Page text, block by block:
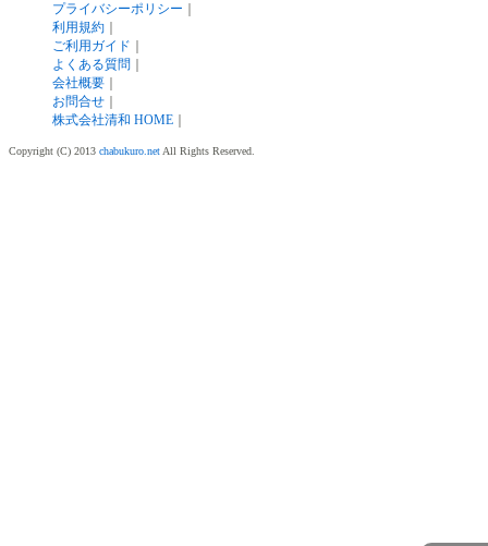
プライバシーポリシー
利用規約
ご利用ガイド
よくある質問
会社概要
お問合せ
株式会社清和 HOME
Copyright (C) 2013 chabukuro.netAll Rights Reserved.